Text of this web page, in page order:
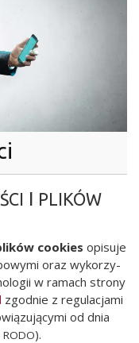
I PLIKÓW
cookies opi­su­je
oraz wyko­rzy­
w ramach stro­ny
zgod­nie z regu­la­cja­mi
od dnia
RODO).